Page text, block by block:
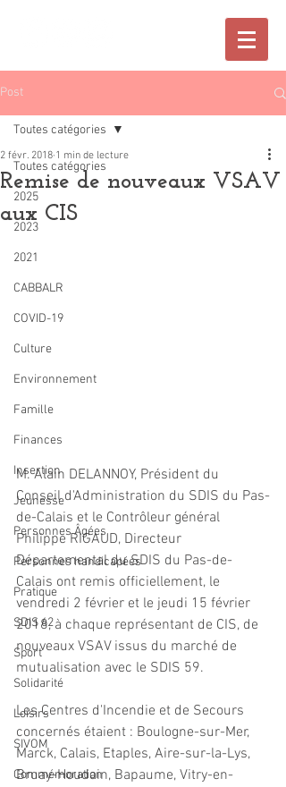
Post
Toutes catégories
2025
2023
2021
CABBALR
COVID-19
Culture
Environnement
Famille
Finances
Insertion
Jeunesse
Personnes Âgées
Personnes handicapées
Pratique
SDIS 62
Sport
Solidarité
Loisirs
SIVOM
Commémoration
Toutes catégories
Remise de nouveaux VSAV
aux CIS
2 févr. 2018 1 min de lecture
M. Alain DELANNOY, Président du
Conseil d'Administration du SDIS du Pas-
de-Calais et le Contrôleur général
Philippe RIGAUD, Directeur
Départemental du SDIS du Pas-de-
Calais ont remis officiellement, le
vendredi 2 février et le jeudi 15 février
2018, à chaque représentant de CIS, de
nouveaux VSAV issus du marché de
mutualisation avec le SDIS 59.
Les Centres d'Incendie et de Secours
concernés étaient : Boulogne-sur-Mer,
Marck, Calais, Etaples, Aire-sur-la-Lys,
Bruay-Houdain, Bapaume, Vitry-en-